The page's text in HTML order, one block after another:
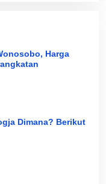
Harga
Dimana? Berikut